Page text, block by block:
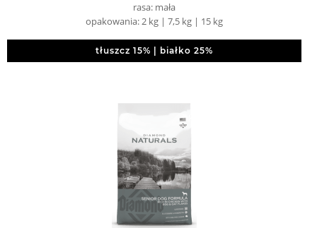
rasa: mała
opakowania: 2 kg | 7,5 kg | 15 kg
tłuszcz 15% | białko 25%